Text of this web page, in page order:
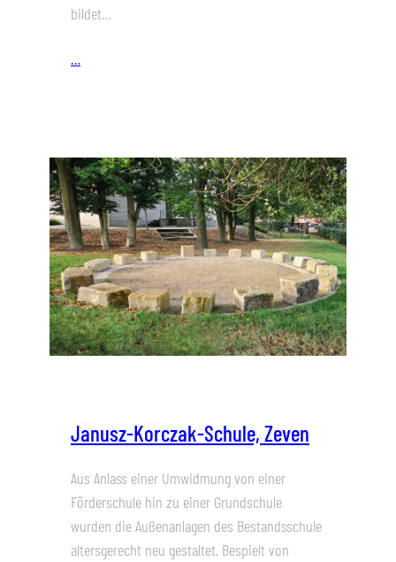
bildet…
…
Janusz-Korczak-Schule, Zeven
Aus Anlass einer Umwidmung von einer
Förderschule hin zu einer Grundschule
wurden die Außenanlagen des Bestandsschule
altersgerecht neu gestaltet. Bespielt von